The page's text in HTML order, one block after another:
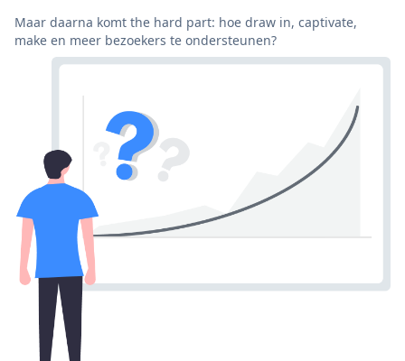
Maar daarna komt the hard part: hoe draw in, captivate,
make en meer bezoekers te ondersteunen?